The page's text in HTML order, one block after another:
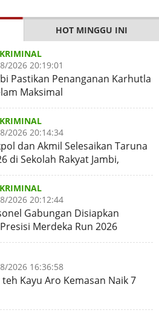
HOT MINGGU INI
2026 20:19:01
Pastikan Penanganan Karhutla
Maksimal
2026 20:14:34
dan Akmil Selesaikan Taruna
di Sekolah Rakyat Jambi,
Lancar
2026 20:12:44
Gabungan Disiapkan
Merdeka Run 2026
2026 16:36:58
Kayu Aro Kemasan Naik 7